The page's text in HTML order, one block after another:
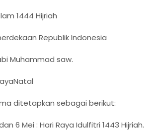
1444 Hijriah
Republik Indonesia
Muhammad saw.
ditetapkan sebagai berikut:
6 Mei : Hari Raya Idulfitri 1443 Hijriah.